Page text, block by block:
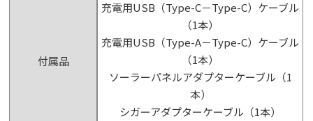
付属品
充電用USB（Type-C－Type-C）ケーブル
（1本）
充電用USB（Type-A－Type-C）ケーブル
（1本）
ソーラーパネルアダプターケーブル（1
本）
シガーアダプターケーブル（1本）